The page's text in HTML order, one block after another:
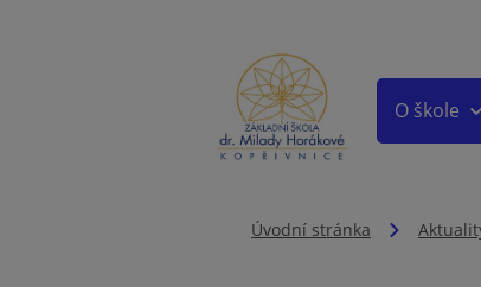
O škole
Úvodní stránka